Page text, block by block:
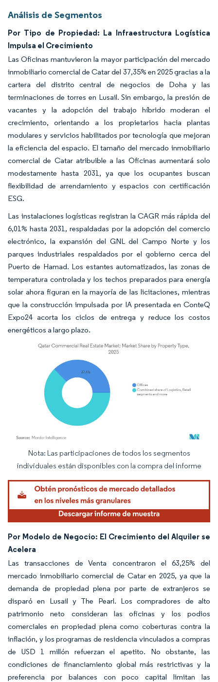
Análisis de Segmentos
Por Tipo de Propiedad: La Infraestructura Logística
Impulsa el Crecimiento
Las Oficinas mantuvieron la mayor participación del mercado
inmobiliario comercial de Catar del 37,35% en 2025 gracias a la
cartera del distrito central de negocios de Doha y las
terminaciones de torres en Lusail. Sin embargo, la presión de
vacantes y la adopción del trabajo híbrido moderan el
crecimiento, orientando a los propietarios hacia plantas
modulares y servicios habilitados por tecnología que mejoran
la eficiencia del espacio. El tamaño del mercado inmobiliario
comercial de Catar atribuible a las Oficinas aumentará solo
modestamente hasta 2031, ya que los ocupantes buscan
flexibilidad de arrendamiento y espacios con certificación
ESG.
Las instalaciones logísticas registran la CAGR más rápida del
6,01% hasta 2031, respaldadas por la adopción del comercio
electrónico, la expansión del GNL del Campo Norte y los
parques industriales respaldados por el gobierno cerca del
Puerto de Hamad. Los estantes automatizados, las zonas de
temperatura controlada y los techos preparados para energía
solar ahora figuran en la mayoría de las licitaciones, mientras
que la construcción impulsada por IA presentada en ConteQ
Expo24 acorta los ciclos de entrega y reduce los costos
energéticos a largo plazo.
Imagen © Mordor Intelligence. El uso requiere atribución según CC BY 4.0.
Nota: Las participaciones de todos los segmentos
individuales están disponibles con la compra del informe
Por Modelo de Negocio: El Crecimiento del Alquiler se
Acelera
Las transacciones de Venta concentraron el 63,25% del
mercado inmobiliario comercial de Catar en 2025, ya que la
demanda de propiedad plena por parte de extranjeros se
disparó en Lusail y The Pearl. Los compradores de alto
patrimonio neto consideran las oficinas y los podios
comerciales en propiedad plena como coberturas contra la
inflación, y los programas de residencia vinculados a compras
de USD 1 millón refuerzan el apetito. No obstante, las
condiciones de financiamiento global más restrictivas y la
preferencia por balances con poco capital limitan las